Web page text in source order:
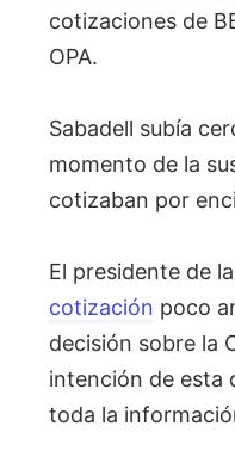
cotizaciones de
OPA.
Sabadell subía
momento de la
cotizaban por
El presidente de
cotización poco
decisión sobre la
intención de esta
toda la